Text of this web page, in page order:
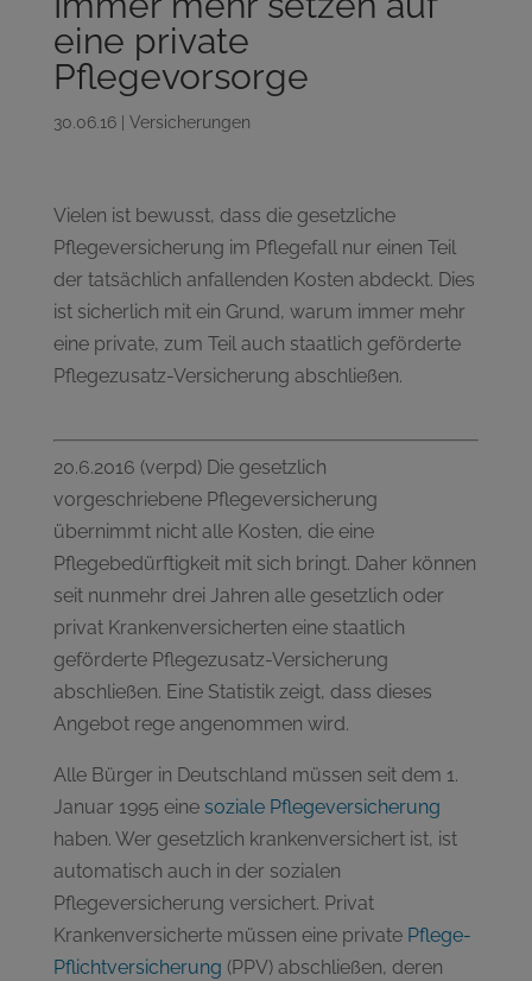
eine private
Pflegevorsorge
30.06.16| Versicherungen
Vielen ist bewusst, dass die gesetzliche
Pflegeversicherung im Pflegefall nur einen Teil
der tatsächlich anfallenden Kosten abdeckt. Dies
ist sicherlich mit ein Grund, warum immer mehr
eine private, zum Teil auch staatlich geförderte
Pflegezusatz-Versicherung abschließen.
20.6.2016 (verpd) Die gesetzlich
vorgeschriebene Pflegeversicherung
übernimmt nicht alle Kosten, die eine
Pflegebedürftigkeit mit sich bringt. Daher können
seit nunmehr drei Jahren alle gesetzlich oder
privat Krankenversicherten eine staatlich
geförderte Pflegezusatz-Versicherung
abschließen. Eine Statistik zeigt, dass dieses
Angebot rege angenommen wird.
Alle Bürger in Deutschland müssen seit dem 1.
Januar 1995 eine soziale Pflegeversicherung
haben. Wer gesetzlich krankenversichert ist, ist
automatisch auch in der sozialen
Pflegeversicherung versichert. Privat
Krankenversicherte müssen eine private Pflege-
Pflichtversicherung (PPV) abschließen, deren